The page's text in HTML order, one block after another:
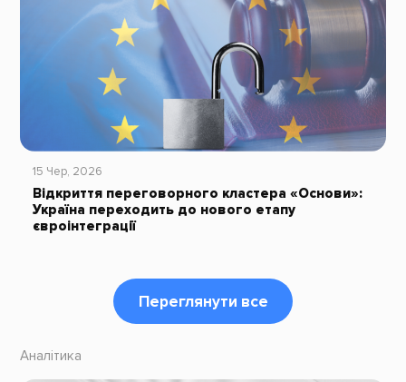
15 Чер, 2026
Відкриття переговорного кластера «Основи»:
Україна переходить до нового етапу
євроінтеграції
Переглянути все
Аналітика